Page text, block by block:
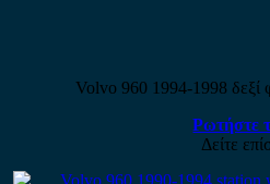
Volvo 960 1994-1998 δεξί
Ρωτήστε
Δείτε